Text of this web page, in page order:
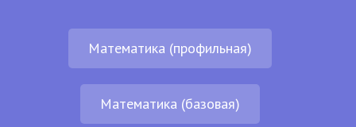
Математика (профильная)
Математика (базовая)